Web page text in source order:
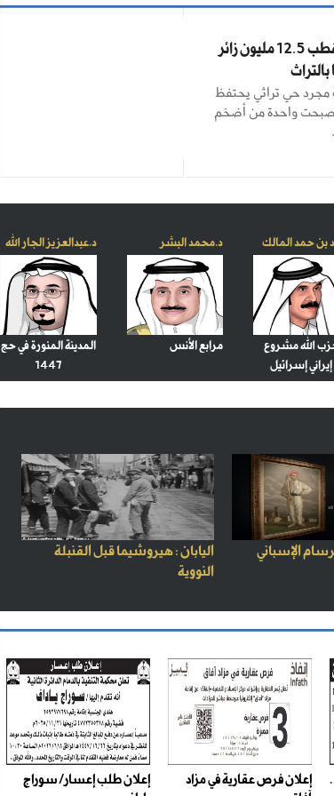
جدة التاريخية تستقطب 12.5 مليون زائر
مجرد حي تراثي يحتفظ
واحدة من أضخم
بن حمد المالك
الله مشروع
إيراني إسرائيل
د.محمد البشر
مرابع الأنس
د.عبدالعزيز الجار الله
المدينة المنورة في حج
1447
الإسباني
اليابان : هيروشيما قبل القنبلة
النووية
إعلان فرص عقارية في مزاد
إعلان طلب إعسار/ سوراج